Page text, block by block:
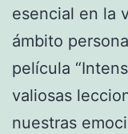
esencial en la
ámbito
película
valiosas
nuestras